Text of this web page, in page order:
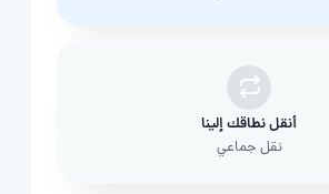
أنقل نطاقك إلينا
نقل جماعي